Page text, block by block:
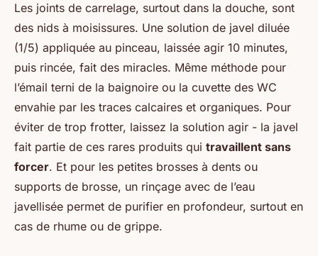
Les joints de carrelage, surtout dans la douche, sont
des nids à moisissures. Une solution de javel diluée
(1/5) appliquée au pinceau, laissée agir 10 minutes,
puis rincée, fait des miracles. Même méthode pour
l’émail terni de la baignoire ou la cuvette des WC
envahie par les traces calcaires et organiques. Pour
éviter de trop frotter, laissez la solution agir - la javel
fait partie de ces rares produits qui travaillent sans
forcer. Et pour les petites brosses à dents ou
supports de brosse, un rinçage avec de l’eau
javellisée permet de purifier en profondeur, surtout en
cas de rhume ou de grippe.